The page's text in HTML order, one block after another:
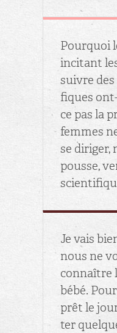
Pour­quoi
in­ci­tant
suivre
fiques
ce pas la
femmes
se di­ri­ger,
pousse,
Je vais
nous ne
connaître
bébé.
prêt le
ter